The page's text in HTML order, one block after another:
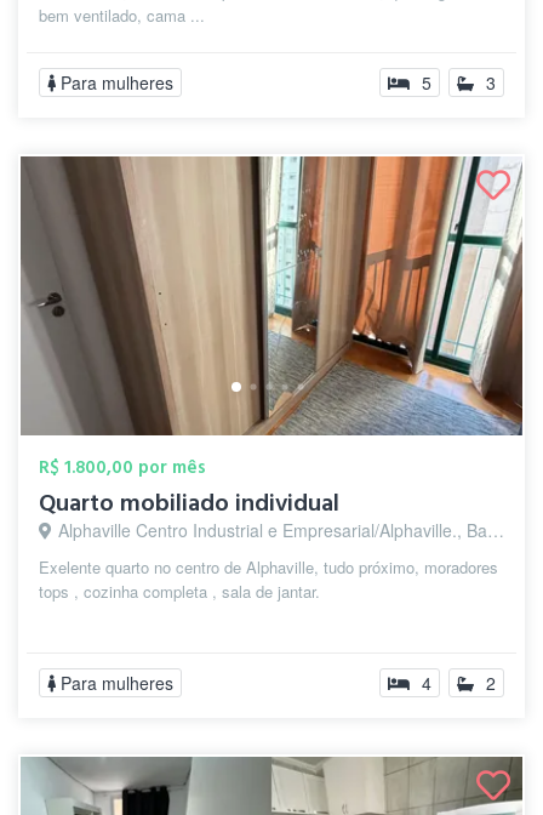
bem ventilado, cama ...
Para mulheres 5 3
R$ 1.800,00 por mês
Quarto mobiliado individual
Alphaville Centro Industrial e Empresarial/Alphaville., Barueri - SP
Exelente quarto no centro de Alphaville, tudo próximo, moradores
tops , cozinha completa , sala de jantar.
Para mulheres 4 2